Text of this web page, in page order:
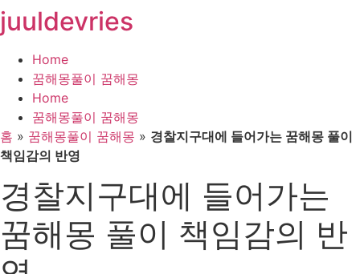
콘
텐
뛰
기
juuldevries
Home
꿈해몽풀이 꿈해몽
Home
꿈해몽풀이 꿈해몽
홈 » 꿈해몽풀이 꿈해몽 » 경찰지구대에 들어가는 꿈해몽 풀이
책임감의 반영
경찰지구대에 들어가는
꿈해몽 풀이 책임감의 반